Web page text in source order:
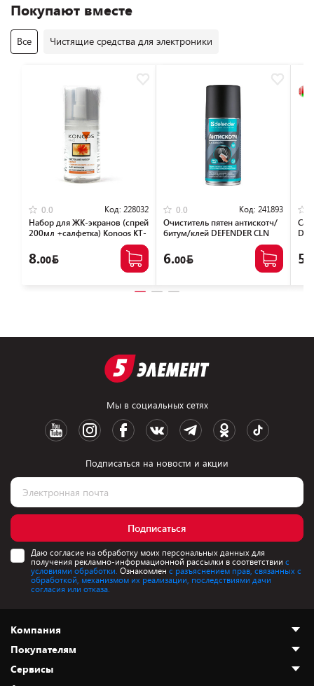
Покупают вместе
Все Чистящие средства для электроники
0.0 Код: 228032
Набор для ЖК-экранов (спрей
200мл +салфетка) Konoos KT-
8.00
0.0 Код: 241893
Очиститель пятен антискотч/
битум/клей DEFENDER CLN
6.00 5.
Мы в социальных сетях
Подписаться на новости и акции
Подписаться
Даю согласие на обработку моих персональных данных для
получения рекламно-информационной рассылки в соответствии с
условиями обработки. Ознакомлен с разъяснением прав, связанных с
обработкой, механизмом их реализации, последствиями дачи
согласия или отказа.
Компания
О нас
Адреса магазинов
Покупателям
Как сделать заказ
Сервисы